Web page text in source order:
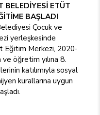
BELEDİYESİ ETÜT
BAŞLADI
Çocuk ve
yerleşkesinde
Eğitim Merkezi, 2020-
öğretim yılına 8.
katılımıyla sosyal
kurallarına uygun